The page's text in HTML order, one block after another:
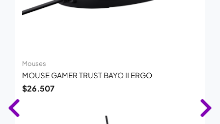
Mouses
MOUSE GAMER TRUST BAYO II ERGO
$26.507